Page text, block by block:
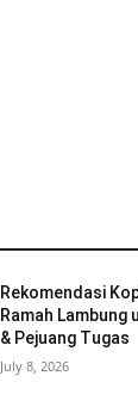
Rekomendasi
Ramah Lambung
& Pejuang Tugas
July 8, 2026